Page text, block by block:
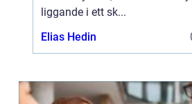
liggande i ett sk...
Elias Hedin